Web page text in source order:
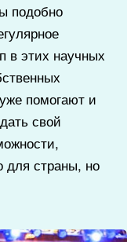
подобно
в этих научных
помогают и
свой
для страны, но